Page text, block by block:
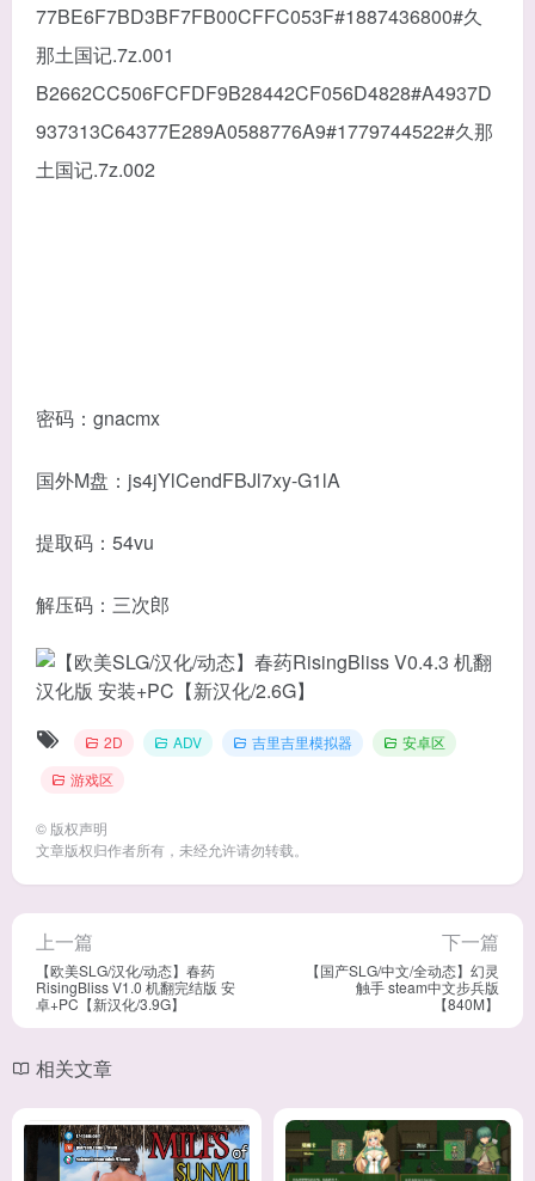
77BE6F7BD3BF7FB00CFFC053F#1887436800#久
那土国记.7z.001
B2662CC506FCFDF9B28442CF056D4828#A4937D
937313C64377E289A0588776A9#1779744522#久那
土国记.7z.002
密码：gnacmx
国外M盘：js4jYlCendFBJl7xy-G1lA
提取码：54vu
解压码：三次郎
2D ADV 吉里吉里模拟器
安卓区
游戏区
© 版权声明
文章版权归作者所有，未经允许请勿转载。
上一篇
【欧美SLG/汉化/动态】春药
RisingBliss V1.0 机翻完结版 安
卓+PC【新汉化/3.9G】
下一篇
【国产SLG/中文/全动态】幻灵
触手 steam中文步兵版
【840M】
相关文章